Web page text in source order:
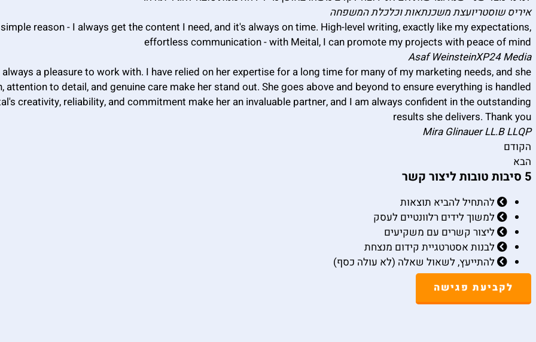
איריס שוסטריועצת משכנתאות וכלכלת המשפחה
reason - I always get the content I need, and it's always on time. High-level writing, exactly like my expectations,
effortless communication - with Meital, I can promote my projects with peace of mind
Asaf WeinsteinXP24 Media
a pleasure to work with. I have relied on her expertise for a long time for many of my marketing needs, and she
to detail, and genuine care make her stand out. She goes above and beyond to ensure everything is handled
creativity, reliability, and commitment make her an invaluable partner, and I am always confident in the outstanding
results she delivers. Thank you
Mira Glinauer LL.B LLQP
הקודם
הבא
5 סיבות טובות ליצור קשר
להתחיל להביא תוצאות
למשוך לידים רלוונטיים לעסק
ליצור קשרים עם משקיעים
לבנות אסטרטגיית קידום מנצחת
להתייעץ, לשאול שאלה (לא עולה כסף)
לקביעת פגישה